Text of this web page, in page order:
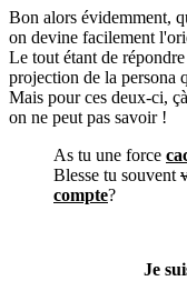
Bon alors évidemment,
on devine facilement
Le tout étant de
projection de la persona
Mais pour ces deux-ci,
on ne peut pas savoir !
As tu une force
Blesse tu souvent
compte?
Je